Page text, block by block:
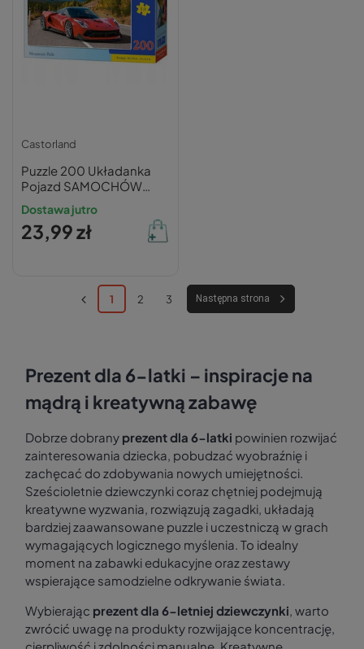
Castorland
Puzzle 200 Układanka
Pojazd SAMOCHÓW
WYŚCIGOWY Auto
Super Car 7+ Castorland
Dostawa jutro
23,99 zł
1 2 3 Następna strona
Prezent dla 6-latki – inspiracje na
mądrą i kreatywną zabawę
Dobrze dobrany prezent dla 6-latki powinien rozwijać
zainteresowania dziecka, pobudzać wyobraźnię i
zachęcać do zdobywania nowych umiejętności.
Sześcioletnie dziewczynki coraz chętniej podejmują
kreatywne wyzwania, rozwiązują zagadki, układają
bardziej zaawansowane puzzle i uczestniczą w grach
wymagających logicznego myślenia. To idealny
moment na zabawki edukacyjne oraz zestawy
wspierające samodzielne odkrywanie świata.
Wybierając prezent dla 6-letniej dziewczynki, warto
zwrócić uwagę na produkty rozwijające koncentrację,